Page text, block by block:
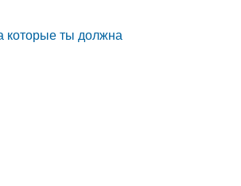
которые ты должна